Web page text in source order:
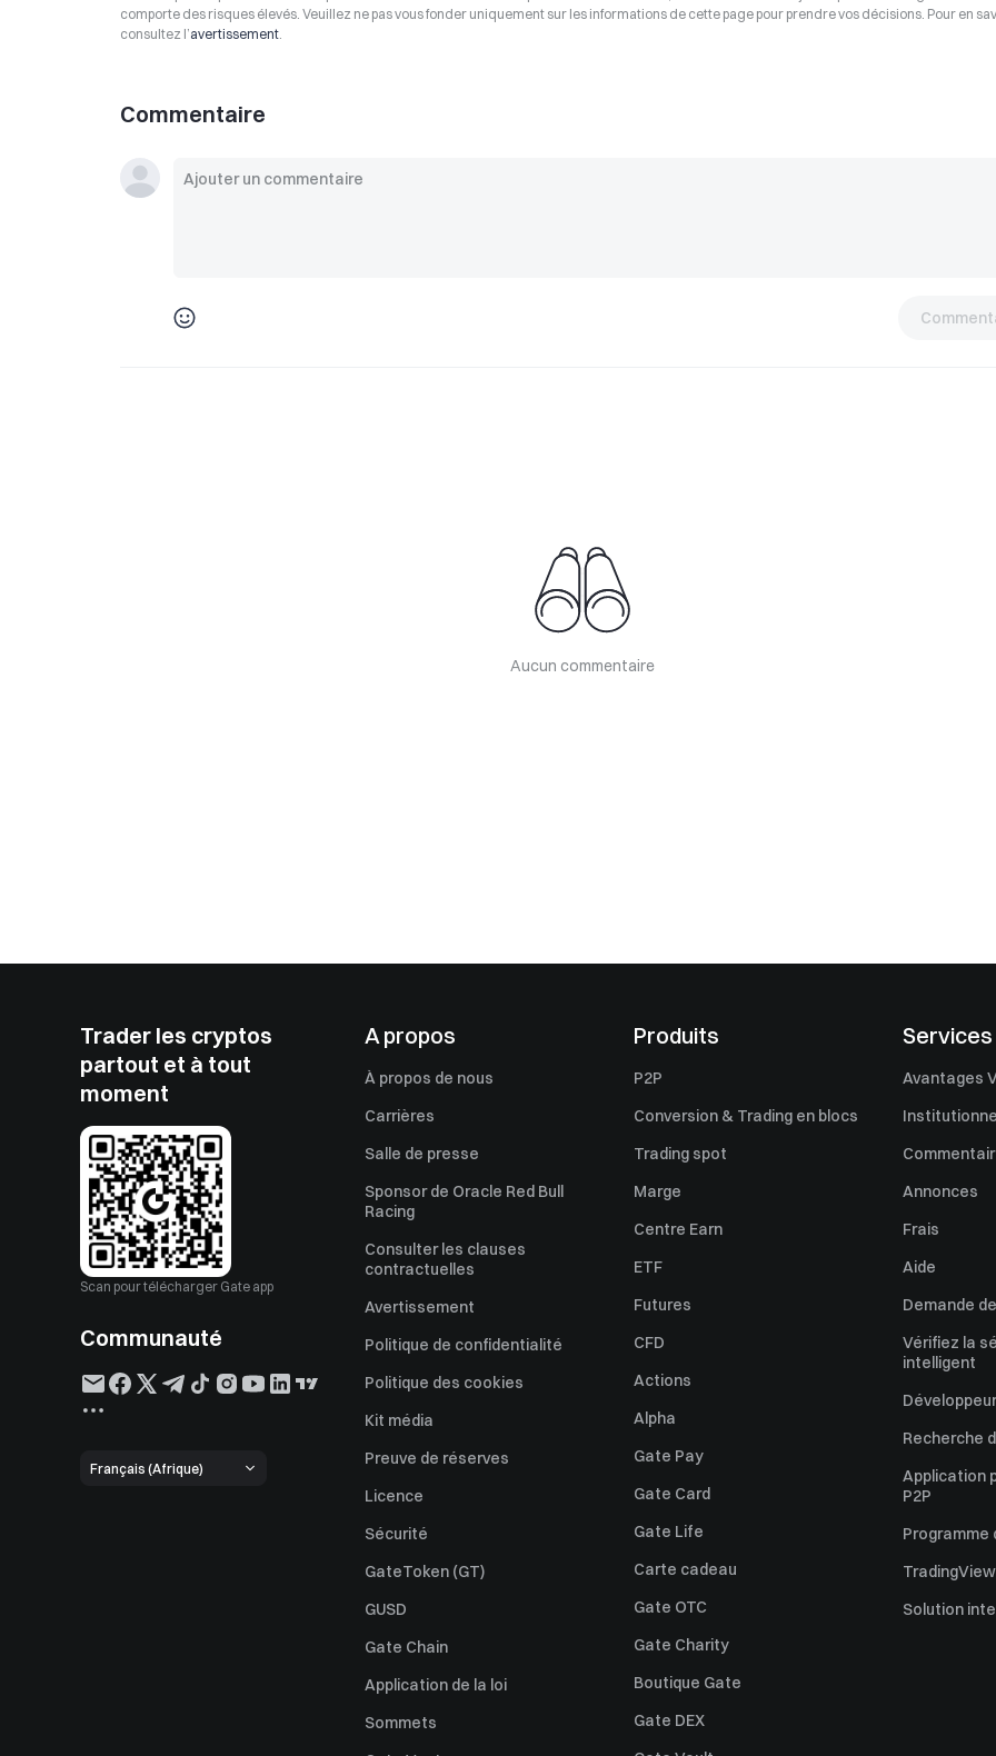
comporte des risques élevés. Veuillez ne pas vous fonder uniquement sur les informations de cette page pour prendre vos décisions. Pour en
consultez l’avertissement.
Commentaire
Aucun commentaire
Trader les cryptos
partout et à tout
moment
Scan pour télécharger Gate app
Communauté
Français (Afrique)
A propos
À propos de nous
Carrières
Salle de presse
Sponsor de Oracle Red Bull
Racing
Consulter les clauses
contractuelles
Avertissement
Politique de confidentialité
Politique des cookies
Kit média
Preuve de réserves
Licence
Sécurité
GateToken (GT)
GUSD
Gate Chain
Application de la loi
Sommets
Produits
P2P
Conversion & Trading en blocs
Trading spot
Marge
Centre Earn
ETF
Futures
CFD
Actions
Alpha
Gate Pay
Gate Card
Gate Life
Carte cadeau
Gate OTC
Gate Charity
Boutique Gate
Gate DEX
Services
Avantages
Annonces
Frais
Aide
Demande
Vérifiez la
intelligent
Recherche
Application
P2P
TradingView
Solution